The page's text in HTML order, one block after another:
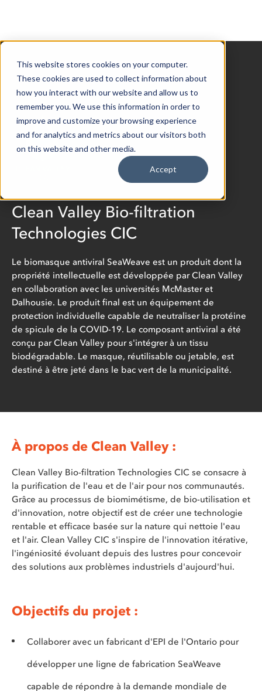
This website stores cookies on your computer.
These cookies are used to collect information about
how you interact with our website and allow us to
remember you. We use this information in order to
improve and customize your browsing experience
and for analytics and metrics about our visitors both
on this website and other media.
Accept
See all collaborations
Clean Valley Bio-filtration
Technologies CIC
Le biomasque antiviral SeaWeave est un produit dont la
propriété intellectuelle est développée par Clean Valley
en collaboration avec les universités McMaster et
Dalhousie. Le produit final est un équipement de
protection individuelle capable de neutraliser la protéine
de spicule de la COVID-19. Le composant antiviral a été
conçu par Clean Valley pour s'intégrer à un tissu
biodégradable. Le masque, réutilisable ou jetable, est
destiné à être jeté dans le bac vert de la municipalité.
À propos de Clean Valley :
Clean Valley Bio-filtration Technologies CIC se consacre à
la purification de l'eau et de l'air pour nos communautés.
Grâce au processus de biomimétisme, de bio-utilisation et
d'innovation, notre objectif est de créer une technologie
rentable et efficace basée sur la nature qui nettoie l'eau
et l'air. Clean Valley CIC s'inspire de l'innovation itérative,
l'ingéniosité évoluant depuis des lustres pour concevoir
des solutions aux problèmes industriels d'aujourd'hui.
Objectifs du projet :
Collaborer avec un fabricant d'EPI de l'Ontario pour
développer une ligne de fabrication SeaWeave
capable de répondre à la demande mondiale de